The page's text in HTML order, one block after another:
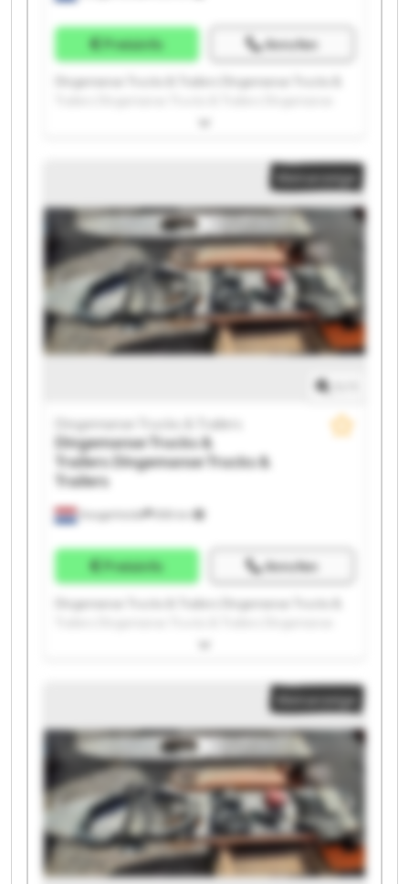
Preisinfo Anrufen
Dingemanse Trucks & Trailers Dingemanse Trucks &
Trucks & Trailers Dingemanse Trucks & Trailers
Trailers Dingemanse Trucks & Trailers Dingemanse
Trucks & Trailers Dingemanse Trucks & Trailers
Dingemanse Trucks & Trailers Dingemanse Trucks &
Trailers Dingemanse Trucks & Trailers Dingemanse
Trucks & Trailers Dingemanse Trucks & Trailers
Dingemanse Trucks & Trailers Dingemanse Trucks &
Trailers Dingemanse Trucks & Trailers Dingemanse
Trucks & Trailers Dingemanse Trucks & Trailers
Kleinanzeige
Hoogerheide
Dingemanse Trucks & Trailers
Dingemanse Trucks &
Trailers Dingemanse Trucks &
Trailers
Preisinfo Anrufen
Dingemanse Trucks & Trailers Dingemanse Trucks &
Trucks & Trailers Dingemanse Trucks & Trailers
Trailers Dingemanse Trucks & Trailers Dingemanse
Trucks & Trailers Dingemanse Trucks & Trailers
Dingemanse Trucks & Trailers Dingemanse Trucks &
Trailers Dingemanse Trucks & Trailers Dingemanse
Trucks & Trailers Dingemanse Trucks & Trailers
Dingemanse Trucks & Trailers Dingemanse Trucks &
Trailers Dingemanse Trucks & Trailers Dingemanse
Trucks & Trailers Dingemanse Trucks & Trailers
Kleinanzeige